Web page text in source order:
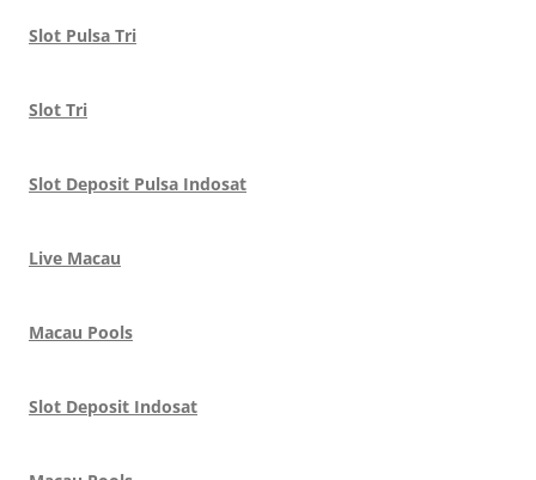
Slot Pulsa Tri
Slot Tri
Slot Deposit Pulsa Indosat
Live Macau
Macau Pools
Slot Deposit Indosat